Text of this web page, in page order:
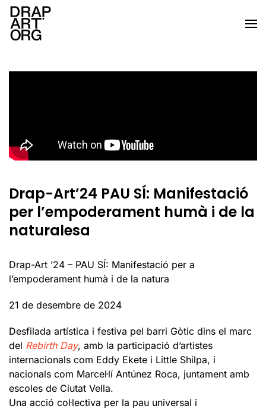
Skip to main content
Drap-Art’24 PAU SÍ: Manifestació
per l’empoderament humà i de la
naturalesa
Drap-Art ’24 – PAU SÍ: Manifestació per a
l’empoderament humà i de la natura
21 de desembre de 2024
Desfilada artística i festiva pel barri Gòtic dins el marc
del Rebirth Day, amb la participació d’artistes
internacionals com Eddy Ekete i Little Shilpa, i
nacionals com Marcel·lí Antúnez Roca, juntament amb
escoles de Ciutat Vella.
Una acció col·lectiva per la pau universal i